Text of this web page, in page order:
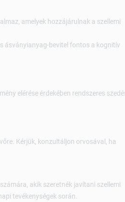
amelyek hozzájárulnak a szellemi
ásványianyag-bevitel fontos a kognitív
elérése érdekében rendszeres
Kérjük, konzultáljon orvosával, ha
akik szeretnék javítani szellemi
tevékenységek során.